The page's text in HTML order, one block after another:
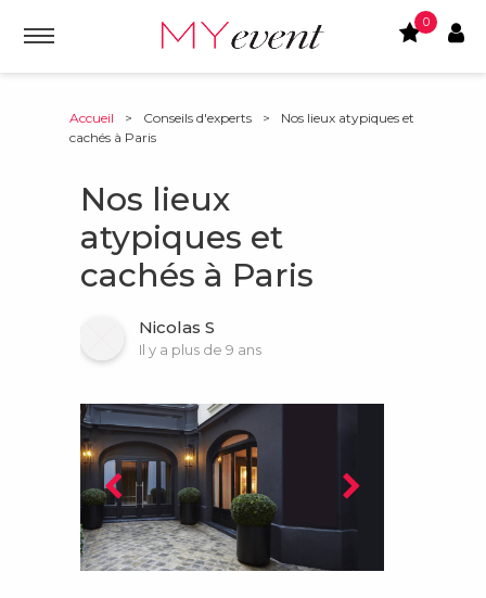
0
Accueil > Conseils d'experts >
Nos lieux atypiques et
cachés à Paris
Nos lieux
atypiques et
cachés à Paris
Nicolas S
Il y a plus de 9 ans